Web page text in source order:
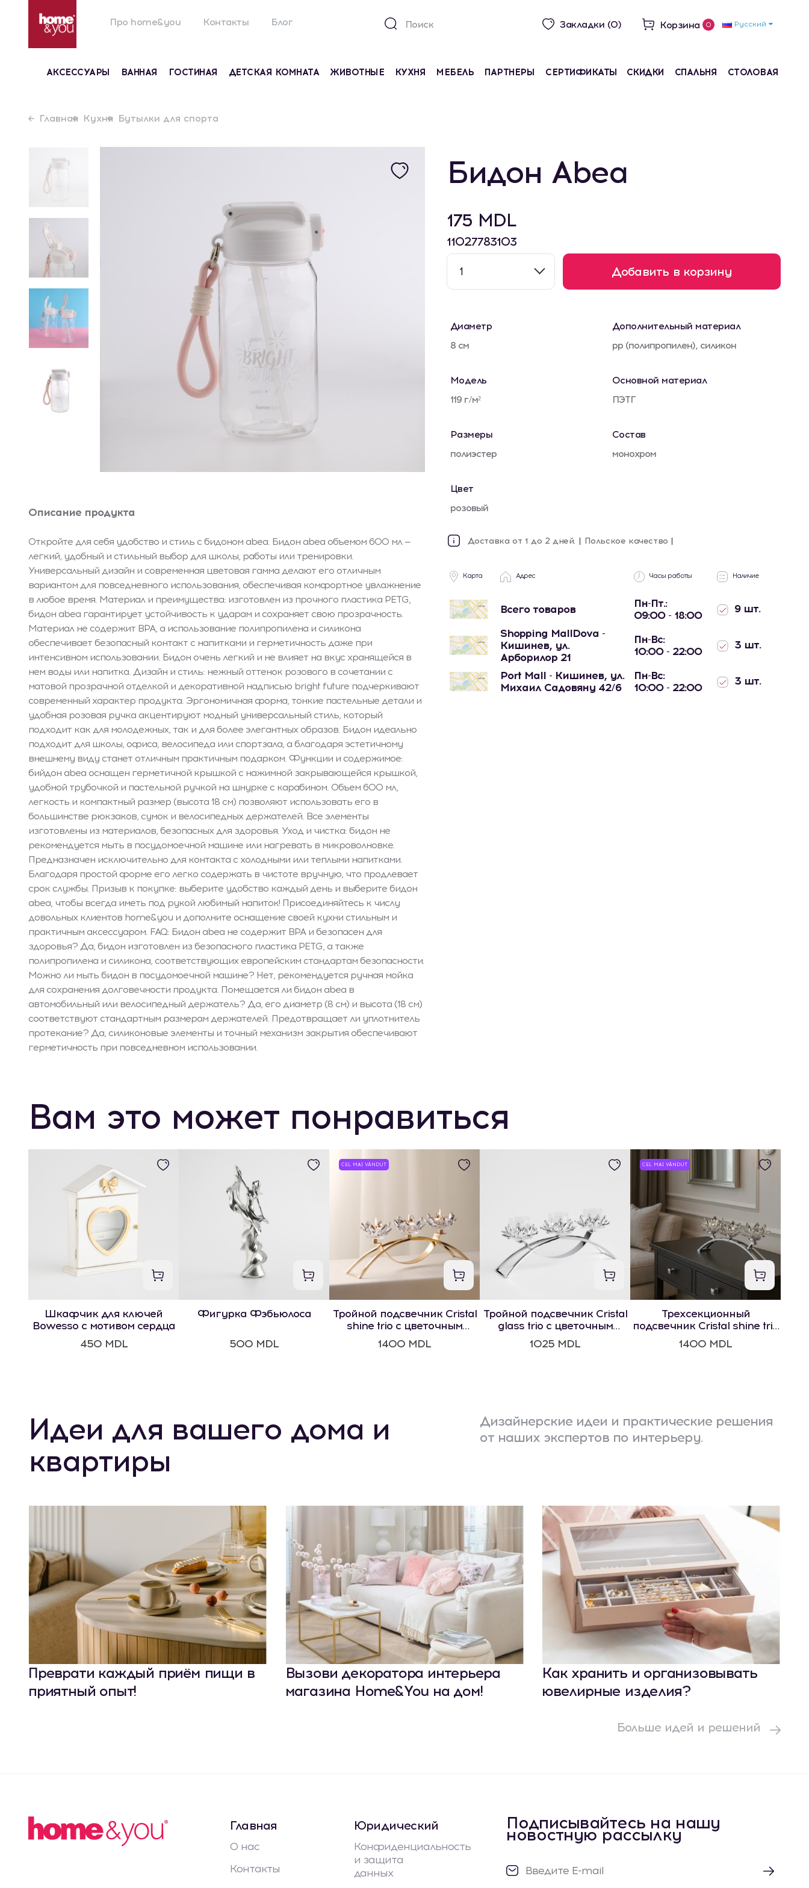
Про home&you Контакты Блог Закладки (0) Корзина 0 Русский
АКСЕССУАРЫ ВАННАЯ ГОСТИНАЯ ДЕТСКАЯ КОМНАТА ЖИВОТНЫЕ КУХНЯ МЕБЕЛЬ ПАРТНЕРЫ СЕРТИФИКАТЫ СКИДКИ СПАЛЬНЯ СТОЛОВАЯ
Главная Кухня Бутылки для спорта
Описание продукта
Откройте для себя удобство и стиль с бидоном abea. Бидон abea объемом 600 мл —
легкий, удобный и стильный выбор для школы, работы или тренировки.
Универсальный дизайн и современная цветовая гамма делают его отличным
вариантом для повседневного использования, обеспечивая комфортное увлажнение
в любое время. Материал и преимущества: изготовлен из прочного пластика PETG,
бидон abea гарантирует устойчивость к ударам и сохраняет свою прозрачность.
Материал не содержит BPA, а использование полипропилена и силикона
обеспечивает безопасный контакт с напитками и герметичность даже при
интенсивном использовании. Бидон очень легкий и не влияет на вкус хранящейся в
нем воды или напитка. Дизайн и стиль: нежный оттенок розового в сочетании с
матовой прозрачной отделкой и декоративной надписью bright future подчеркивают
современный характер продукта. Эргономичная форма, тонкие пастельные детали и
удобная розовая ручка акцентируют модный универсальный стиль, который
подходит как для молодежных, так и для более элегантных образов. Бидон идеально
подходит для школы, офиса, велосипеда или спортзала, а благодаря эстетичному
внешнему виду станет отличным практичным подарком. Функции и содержимое:
бийдон abea оснащен герметичной крышкой с нажимной закрывающейся крышкой,
удобной трубочкой и пастельной ручкой на шнурке с карабином. Объем 600 мл,
легкость и компактный размер (высота 18 см) позволяют использовать его в
большинстве рюкзаков, сумок и велосипедных держателей. Все элементы
изготовлены из материалов, безопасных для здоровья. Уход и чистка: бидон не
рекомендуется мыть в посудомоечной машине или нагревать в микроволновке.
Предназначен исключительно для контакта с холодными или теплыми напитками.
Благодаря простой форме его легко содержать в чистоте вручную, что продлевает
срок службы. Призыв к покупке: выберите удобство каждый день и выберите бидон
abea, чтобы всегда иметь под рукой любимый напиток! Присоединяйтесь к числу
довольных клиентов home&you и дополните оснащение своей кухни стильным и
практичным аксессуаром. FAQ: Бидон abea не содержит BPA и безопасен для
здоровья? Да, бидон изготовлен из безопасного пластика PETG, а также
полипропилена и силикона, соответствующих европейским стандартам безопасности.
Можно ли мыть бидон в посудомоечной машине? Нет, рекомендуется ручная мойка
для сохранения долговечности продукта. Помещается ли бидон abea в
автомобильный или велосипедный держатель? Да, его диаметр (8 см) и высота (18 см)
соответствуют стандартным размерам держателей. Предотвращает ли уплотнитель
протекание? Да, силиконовые элементы и точный механизм закрытия обеспечивают
герметичность при повседневном использовании.
Бидон Abea
175 MDL
11027783103
1 Добавить в корзину
Диаметр
8 см
Дополнительный материал
pp (полипропилен), силикон
Модель
119 г/м²
Основной материал
ПЭТГ
Размеры
полиэстер
Состав
монохром
Цвет
розовый
Доставка от 1 до 2 дней. Польское качество
Карта Адрес Часы работы Наличие
Всего товаров
Пн-Пт.:
09:00 - 18:00
9 шт.
Shopping MallDova -
Кишинев, ул.
Арборилор 21
Пн-Вс:
10:00 - 22:00
3 шт.
Port Mall - Кишинев, ул.
Михаил Садовяну 42/6
Пн-Вс:
10:00 - 22:00
3 шт.
Вам это может понравиться
Шкафчик для ключей
Bowesso с мотивом сердца
450 MDL
Фигурка Фэбьюлоса
500 MDL
CEL MAI VÂNDUT
Тройной подсвечник Cristal
shine trio с цветочным
мотивом
1400 MDL
Тройной подсвечник Cristal
glass trio с цветочным
мотивом
1025 MDL
CEL MAI VÂNDUT
Трехсекционный
подсвечник Cristal shine trio
с цветочным мотивом
1400 MDL
Идеи для вашего дома и
квартиры
Дизайнерские идеи и практические решения
от наших экспертов по интерьеру.
Преврати каждый приём пищи в
приятный опыт!
Вызови декоратора интерьера
магазина Home&You на дом!
Как хранить и организовывать
ювелирные изделия?
Больше идей и решений
Главная
О нас
Контакты
Юридический
Конфиденциальность
и защита
данных
Подписывайтесь на нашу
новостную рассылку